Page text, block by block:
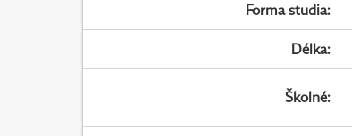
Forma studia:
Délka:
Školné: